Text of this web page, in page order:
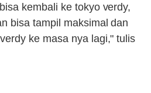
kembali ke tokyo verdy,
bisa tampil maksimal dan
ke masa nya lagi," tulis